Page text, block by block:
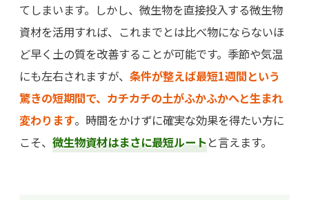
てしまいます。しかし、微生物を直接投入する微生物
資材を活用すれば、これまでとは比べ物にならないほ
ど早く土の質を改善することが可能です。季節や気温
にも左右されますが、 条件が整えば最短1週間という
驚きの短期間で、カチカチの土がふかふかへと生まれ
変わります。時間をかけずに確実な効果を得たい方に
こそ、 微生物資材はまさに最短ルートと言えます。